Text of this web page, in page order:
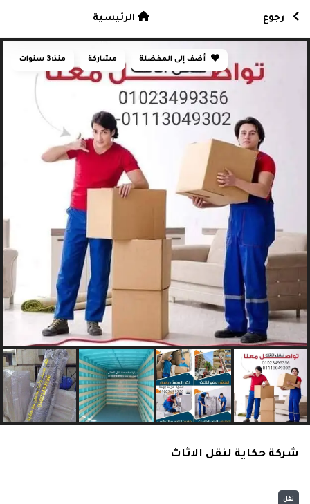
أضف إلى المفضلة مشاركة منذ:3 سنوات
شركة حكاية لنقل الاثاث
نقل
رجوع الرئيسية